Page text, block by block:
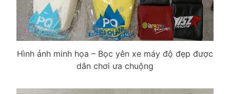
Hình ảnh minh họa – Bọc yên xe máy độ đẹp được
dân chơi ưa chuộng